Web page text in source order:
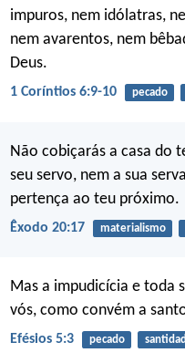
impuros, nem idólatras,
nem avarentos, nem
Deus.
1 Coríntios 6:9-10 pecado
Não cobiçarás a casa do
seu servo, nem a sua
pertença ao teu próximo.
Êxodo 20:17 materialismo
Mas a impudicícia e toda
vós, como convém a
Efésios 5:3 pecado